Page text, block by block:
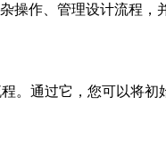
操作、管理设计流程，
。通过它，您可以将